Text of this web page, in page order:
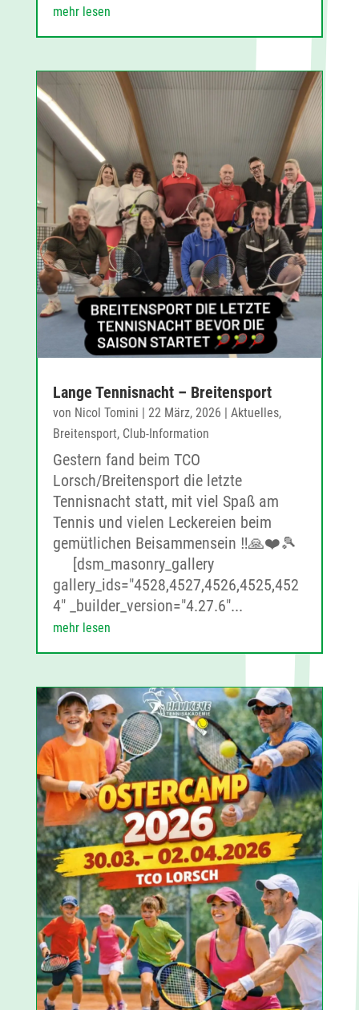
mehr lesen
Lange Tennisnacht – Breitensport
von Nicol Tomini | 22 März, 2026 | Aktuelles,
Breitensport, Club-Information
Gestern fand beim TCO
Lorsch/Breitensport die letzte
Tennisnacht statt, mit viel Spaß am
Tennis und vielen Leckereien beim
gemütlichen Beisammensein ‼️🙏❤️🎾
[dsm_masonry_gallery
gallery_ids="4528,4527,4526,4525,452
4" _builder_version="4.27.6"...
mehr lesen